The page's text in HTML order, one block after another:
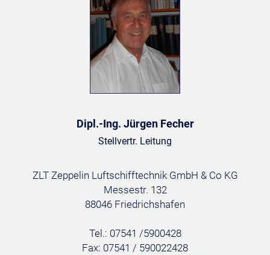
Dipl.-Ing. Jürgen Fecher
Stellvertr. Leitung
ZLT Zeppelin Luftschifftechnik GmbH & Co KG
Messestr. 132
88046 Friedrichshafen
Tel.: 07541 /5900428
Fax: 07541 / 590022428